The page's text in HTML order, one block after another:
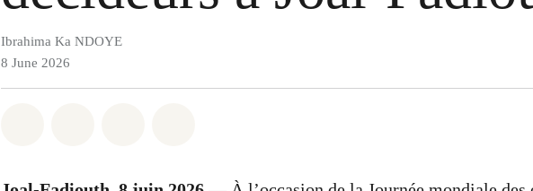
Ibrahima Ka NDOYE
8 June 2026